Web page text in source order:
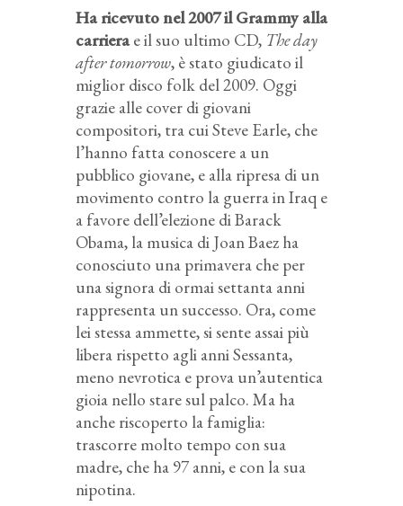
Ha ricevuto nel 2007 il Grammy alla
carrierae il suo ultimo CD, The day
after tomorrow, è stato giudicato il
miglior disco folk del 2009. Oggi
grazie alle cover di giovani
compositori, tra cui Steve Earle, che
l’hanno fatta conoscere a un
pubblico giovane, e alla ripresa di un
movimento contro la guerra in Iraq e
a favore dell’elezione di Barack
Obama, la musica di Joan Baez ha
conosciuto una primavera che per
una signora di ormai settanta anni
rappresenta un successo. Ora, come
lei stessa ammette, si sente assai più
libera rispetto agli anni Sessanta,
meno nevrotica e prova un’autentica
gioia nello stare sul palco. Ma ha
anche riscoperto la famiglia:
trascorre molto tempo con sua
madre, che ha 97 anni, e con la sua
nipotina.